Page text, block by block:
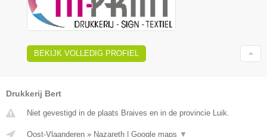
BEKIJK VOLLEDIG PROFIEL
Drukkerij Bert
Niet gevestigd in de plaats Braives en in de provincie Luik.
Oost-Vlaanderen » Nazareth Google maps ▼